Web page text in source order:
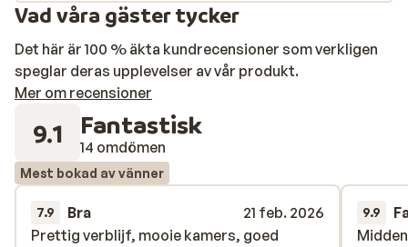
Vad våra gäster tycker
Det här är 100 % äkta kundrecensioner som verkligen
speglar deras upplevelser av vår produkt.
Mer om recensioner
9.1 Fantastisk
14 omdömen
Mest bokad av vänner
7.9 Bra
21 feb. 2026
Prettig verblijf, mooie kamers, goed
Prettig verblijf, mooie kamers, goed
9.9